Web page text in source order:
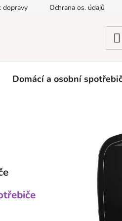
dopravy Ochrana os. údajů
Domácí a osobní